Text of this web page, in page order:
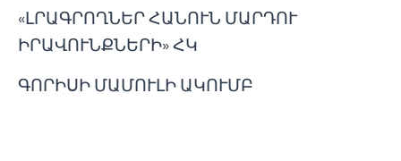
«ԼՐԱԳՐՈՂՆԵՐ ՀԱՆՈՒՆ ՄԱՐԴՈՒ
ԻՐԱՎՈՒՆՔՆԵՐԻ» ՀԿ
ԳՈՐԻՍԻ ՄԱՄՈՒԼԻ ԱԿՈՒՄԲ